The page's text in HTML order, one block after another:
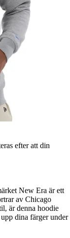
efter att din
New Era är ett
av Chicago
är denna hoodie
dina färger under